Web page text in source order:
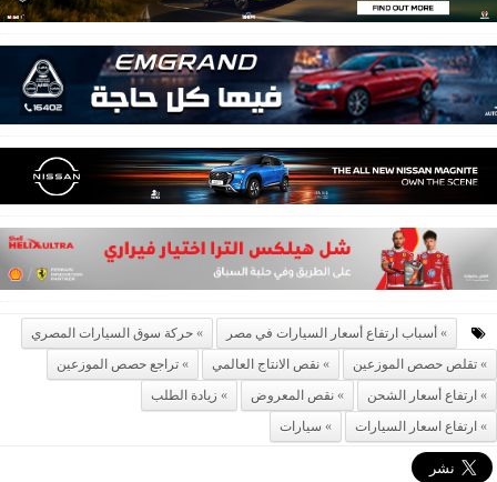
أسباب ارتفاع أسعار السيارات في مصر
حركة سوق السيارات المصري
تقلص حصص الموزعين
نقص الانتاج العالمي
تراجع حصص الموزعين
ارتفاع أسعار الشحن
نقص المعروض
زيادة الطلب
ارتفاع اسعار السيارات
سيارات